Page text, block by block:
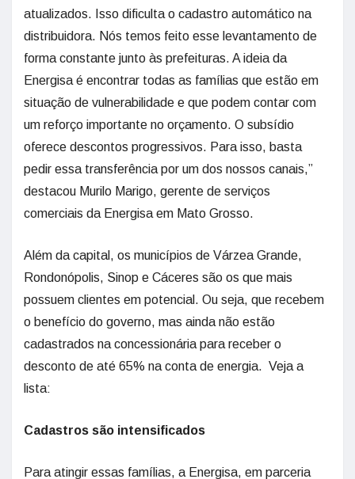
atualizados. Isso dificulta o cadastro automático na
distribuidora. Nós temos feito esse levantamento de
forma constante junto às prefeituras. A ideia da
Energisa é encontrar todas as famílias que estão em
situação de vulnerabilidade e que podem contar com
um reforço importante no orçamento. O subsídio
oferece descontos progressivos. Para isso, basta
pedir essa transferência por um dos nossos canais,”
destacou Murilo Marigo, gerente de serviços
comerciais da Energisa em Mato Grosso.
Além da capital, os municípios de Várzea Grande,
Rondonópolis, Sinop e Cáceres são os que mais
possuem clientes em potencial. Ou seja, que recebem
o benefício do governo, mas ainda não estão
cadastrados na concessionária para receber o
desconto de até 65% na conta de energia. Veja a
lista:
Cadastros são intensificados
Para atingir essas famílias, a Energisa, em parceria